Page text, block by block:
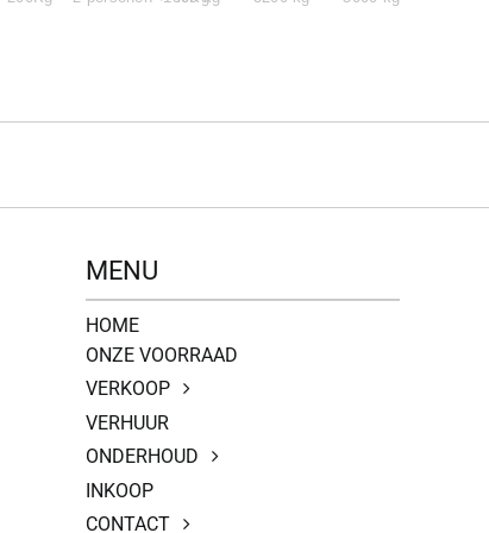
MENU
HOME
ONZE VOORRAAD
VERKOOP
VERHUUR
ONDERHOUD
INKOOP
CONTACT